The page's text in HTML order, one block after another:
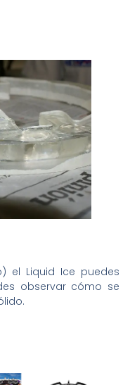
el Liquid Ice puedes
observar cómo se